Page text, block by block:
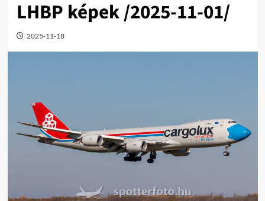
LHBP képek /2025-11-01/
2025-11-18